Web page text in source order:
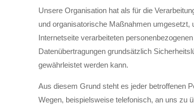
Unsere Organisation hat als für die
und organisatorische Maßnahmen
Internetseite verarbeiteten
Datenübertragungen grundsätzlich
gewährleistet werden kann.
Aus diesem Grund steht es jeder betroffenen
Wegen, beispielsweise telefonisch, an uns zu